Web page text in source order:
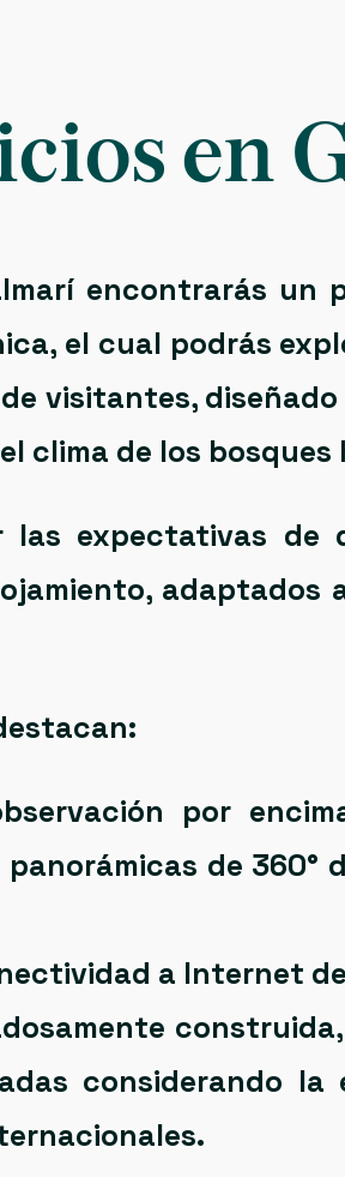
en
encontrarás un
, el cual podrás
visitantes,
clima de los
las expectativas de
, adaptados
por
de 360°
a Internet
considerando la